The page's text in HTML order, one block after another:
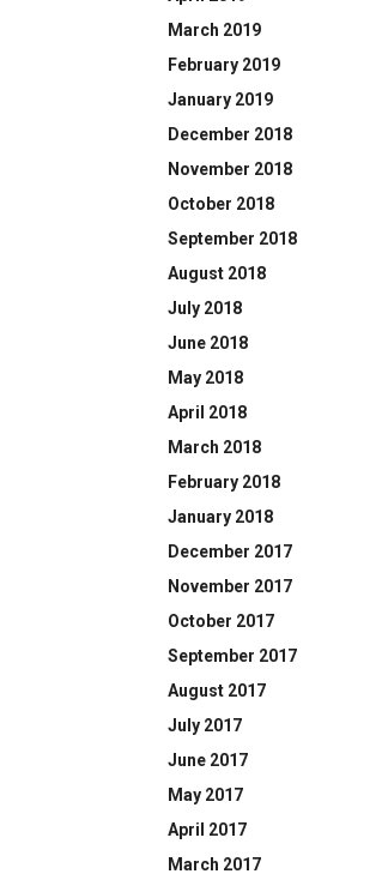
March 2019
February 2019
January 2019
December 2018
November 2018
October 2018
September 2018
August 2018
July 2018
June 2018
May 2018
April 2018
March 2018
February 2018
January 2018
December 2017
November 2017
October 2017
September 2017
August 2017
July 2017
June 2017
May 2017
April 2017
March 2017